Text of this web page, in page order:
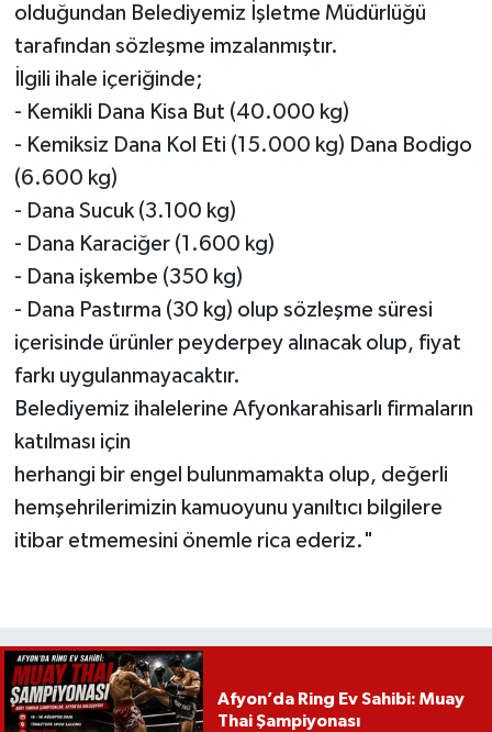
olduğundan Belediyemiz İşletme Müdürlüğü
tarafından sözleşme imzalanmıştır.
İlgili ihale içeriğinde;
- Kemikli Dana Kisa But (40.000 kg)
- Kemiksiz Dana Kol Eti (15.000 kg) Dana Bodigo
(6.600 kg)
- Dana Sucuk (3.100 kg)
- Dana Karaciğer (1.600 kg)
- Dana işkembe (350 kg)
- Dana Pastırma (30 kg) olup sözleşme süresi
içerisinde ürünler peyderpey alınacak olup, fiyat
farkı uygulanmayacaktır.
Belediyemiz ihalelerine Afyonkarahisarlı firmaların
katılması için
herhangi bir engel bulunmamakta olup, değerli
hemşehrilerimizin kamuoyunu yanıltıcı bilgilere
itibar etmemesini önemle rica ederiz."
Afyon’da Ring Ev Sahibi: Muay
Thai Şampiyonası